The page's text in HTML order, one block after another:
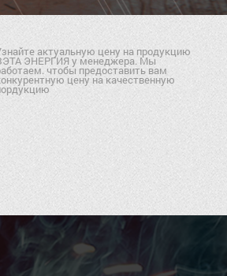
актуальную цену на продукцию
ЭНЕРГИЯ у менеджера. Мы
чтобы предоставить вам
цену на качественную